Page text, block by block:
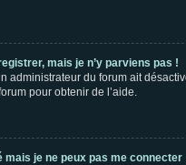
mais je n’y parviens pas !
administrateur du forum ait
pour obtenir de l’aide.
je ne peux pas me connecter